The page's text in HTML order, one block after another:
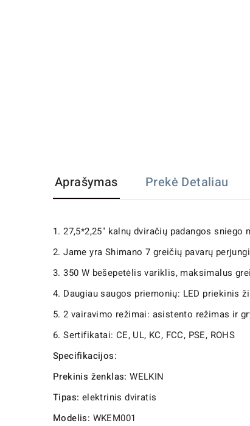
Aprašymas Prekė Detaliau
1. 27,5*2,25" kalnų dviračių padangos
2. Jame yra Shimano 7 greičių pavarų
3. 350 W bešepetėlis variklis, maksimalus
4. Daugiau saugos priemonių: LED priekinis
5. 2 vairavimo režimai: asistento režimas ir
6. Sertifikatai: CE, UL, KC, FCC, PSE, ROHS
Specifikacijos:
Prekinis ženklas: WELKIN
Tipas: elektrinis dviratis
Modelis: WKEM001